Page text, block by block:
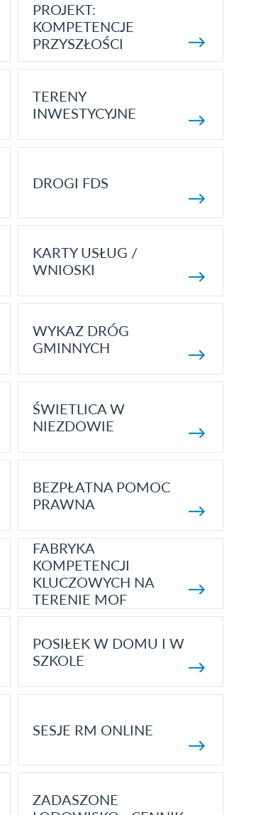
PROJEKT:
KOMPETENCJE
PRZYSZŁOŚCI
TERENY
INWESTYCYJNE
DROGI FDS
KARTY USŁUG /
WNIOSKI
WYKAZ DRÓG
GMINNYCH
ŚWIETLICA W
NIEZDOWIE
BEZPŁATNA POMOC
PRAWNA
FABRYKA
KOMPETENCJI
KLUCZOWYCH NA
TERENIE MOF
POSIŁEK W DOMU I W
SZKOLE
SESJE RM ONLINE
ZADASZONE